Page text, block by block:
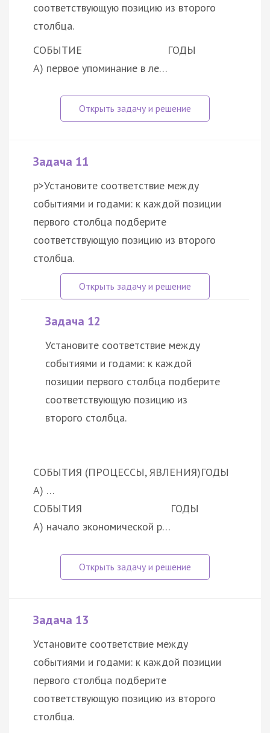
соответствующую позицию из второго
столбца.
СОБЫТИЕ
ГОДЫ
А) первое упоминание в ле…
Задача 11
p>Установите соответствие между
событиями и годами: к каждой позиции
первого столбца подберите
соответствующую позицию из второго
столбца.
Задача 12
Установите соответствие между
событиями и годами: к каждой
позиции первого столбца подберите
соответствующую позицию из
второго столбца.
СОБЫТИЯ (ПРОЦЕССЫ, ЯВЛЕНИЯ)ГОДЫ
А) …
СОБЫТИЯ
ГОДЫ
А) начало экономической р…
Задача 13
Установите соответствие между
событиями и годами: к каждой позиции
первого столбца подберите
соответствующую позицию из второго
столбца.